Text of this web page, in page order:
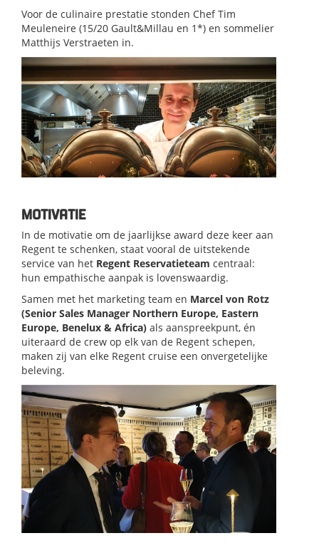
Voor de culinaire prestatie stonden Chef Tim
Meuleneire (15/20 Gault&Millau en 1*) en sommelier
Matthijs Verstraeten in.
MOTIVATIE
In de motivatie om de jaarlijkse award deze keer aan
Regent te schenken, staat vooral de uitstekende
service van het Regent Reservatieteam centraal:
hun empathische aanpak is lovenswaardig.
Samen met het marketing team en Marcel von Rotz
(Senior Sales Manager Northern Europe, Eastern
Europe, Benelux & Africa) als aanspreekpunt, én
uiteraard de crew op elk van de Regent schepen,
maken zij van elke Regent cruise een onvergetelijke
beleving.